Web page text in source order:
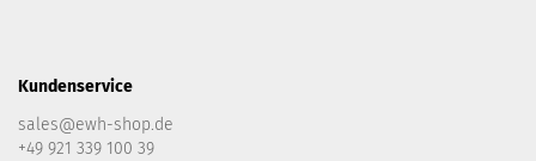
Kundenservice
sales@ewh-shop.de
+49 921 339 100 39